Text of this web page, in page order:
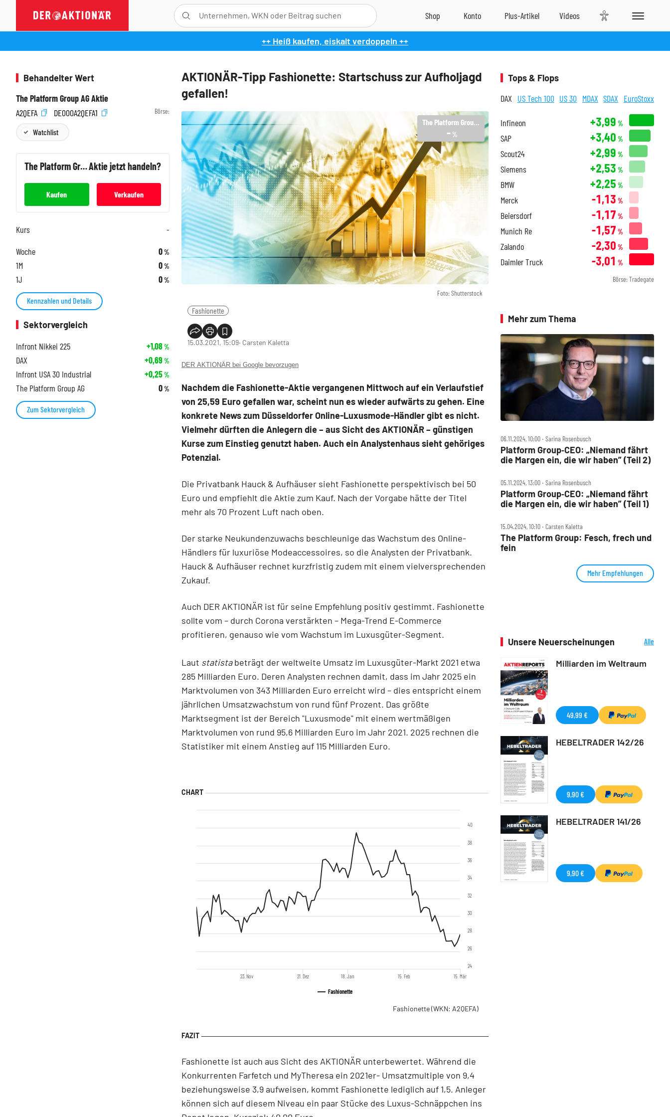
++ Heiß kaufen, eiskalt verdoppeln ++
AKTIONÄR-Tipp Fashionette: Startschuss zur Aufholjagd
gefallen!
Foto: Shutterstock
The Platform Group AG
- %
Fashionette
15.03.2021, 15:09‧ Carsten Kaletta
DER AKTIONÄR bei Google bevorzugen
Nachdem die Fashionette-Aktie vergangenen Mittwoch auf ein Verlaufstief
von 25,59 Euro gefallen war, scheint nun es wieder aufwärts zu gehen. Eine
konkrete News zum Düsseldorfer Online-Luxusmode-Händler gibt es nicht.
Vielmehr dürften die Anlegern die – aus Sicht des AKTIONÄR – günstigen
Kurse zum Einstieg genutzt haben. Auch ein Analystenhaus sieht gehöriges
Potenzial.
Die Privatbank Hauck & Aufhäuser sieht Fashionette perspektivisch bei 50
Euro und empfiehlt die Aktie zum Kauf. Nach der Vorgabe hätte der Titel
mehr als 70 Prozent Luft nach oben.
Der starke Neukundenzuwachs beschleunige das Wachstum des Online-
Händlers für luxuriöse Modeaccessoires, so die Analysten der Privatbank.
Hauck & Aufhäuser rechnet kurzfristig zudem mit einem vielversprechenden
Zukauf.
Auch DER AKTIONÄR ist für seine Empfehlung positiv gestimmt. Fashionette
sollte vom – durch Corona verstärkten – Mega-Trend E-Commerce
profitieren, genauso wie vom Wachstum im Luxusgüter-Segment.
Laut statistabeträgt der weltweite Umsatz im Luxusgüter-Markt 2021 etwa
285 Milliarden Euro. Deren Analysten rechnen damit, dass im Jahr 2025 ein
Marktvolumen von 343 Milliarden Euro erreicht wird – dies entspricht einem
jährlichen Umsatzwachstum von rund fünf Prozent. Das größte
Marktsegment ist der Bereich "Luxusmode" mit einem wertmäßigen
Marktvolumen von rund 95,6 Milliarden Euro im Jahr 2021. 2025 rechnen die
Statistiker mit einem Anstieg auf 115 Milliarden Euro.
Fashionette
23. Nov 21. Dez 18. Jan 15. Feb 15. Mär
24
26
28
30
32
34
36
38
40
Fashionette(WKN: A2QEFA)
Fashionette ist auch aus Sicht des AKTIONÄR unterbewertet. Während die
Konkurrenten Farfetch und MyTheresa ein 2021er- Umsatzmultiple von 9,4
beziehungsweise 3,9 aufweisen, kommt Fashionette lediglich auf 1,5. Anleger
können sich auf diesem Niveau ein paar Stücke des Luxus-Schnäppchen ins
Behandelter Wert
The Platform Group AG Aktie
A2QEFA
DE000A2QEFA1 Börse:
Watchlist
The Platform Group AGAktie jetzt handeln?
Kaufen Verkaufen
Kurs
-
Woche
0%
1M 0%
1J 0%
Kennzahlen und Details
Sektorvergleich
Infront Nikkei 225
+1,08%
DAX +0,69%
Infront USA 30 Industrial +0,25%
The Platform Group AG 0%
Zum Sektorvergleich
Tops & Flops
DAX US Tech 100 US 30 MDAX SDAX EuroStoxx
Infineon +3,99 %
SAP +3,40 %
Scout24 +2,99 %
Siemens +2,53 %
BMW +2,25 %
Merck -1,13 %
Beiersdorf -1,17 %
Munich Re -1,57 %
Zalando -2,30 %
Daimler Truck -3,01 %
Börse: Tradegate
Mehr zum Thema
06.11.2024, 10:00 ‧ Sarina Rosenbusch
Platform Group‑CEO: „Niemand fährt
die Margen ein, die wir haben” (Teil 2)
05.11.2024, 13:00 ‧ Sarina Rosenbusch
Platform Group‑CEO: „Niemand fährt
die Margen ein, die wir haben” (Teil 1)
15.04.2024, 10:10 ‧ Carsten Kaletta
The Platform Group: Fesch, frech und
fein
Mehr Empfehlungen
Unsere Neuerscheinungen
Alle
Milliarden im Weltraum
49,99 €
HEBELTRADER 142/26
9,90 €
HEBELTRADER 141/26
9,90 €